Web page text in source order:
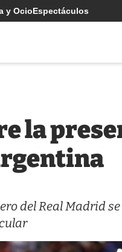
y OcioEspectáculos
la
del Real Madrid